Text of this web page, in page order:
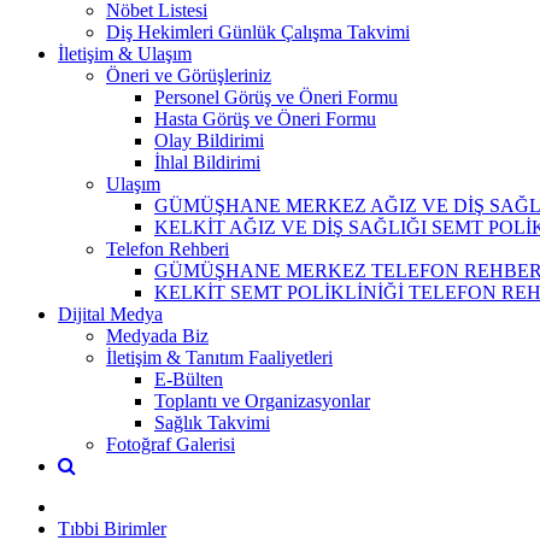
Nöbet Listesi
Diş Hekimleri Günlük Çalışma Takvimi
İletişim & Ulaşım
Öneri ve Görüşleriniz
Personel Görüş ve Öneri Formu
Hasta Görüş ve Öneri Formu
Olay Bildirimi
İhlal Bildirimi
Ulaşım
GÜMÜŞHANE MERKEZ AĞIZ VE DİŞ
KELKİT AĞIZ VE DİŞ SAĞLIĞI SEMT
Telefon Rehberi
GÜMÜŞHANE MERKEZ TELEFON
KELKİT SEMT POLİKLİNİĞİ TELEFON
Dijital Medya
Medyada Biz
İletişim & Tanıtım Faaliyetleri
E-Bülten
Toplantı ve Organizasyonlar
Sağlık Takvimi
Fotoğraf Galerisi
Tıbbi Birimler